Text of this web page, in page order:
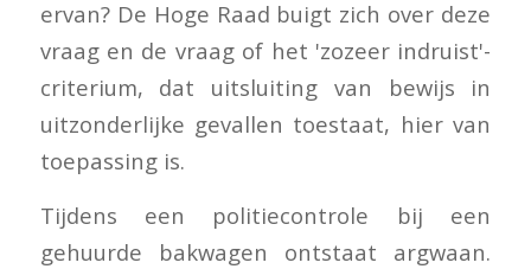
ervan? De Hoge Raad buigt zich over deze
vraag en de vraag of het 'zozeer indruist'-
criterium, dat uitsluiting van bewijs in
uitzonderlijke gevallen toestaat, hier van
toepassing is.
Tijdens een politiecontrole bij een
gehuurde bakwagen ontstaat argwaan.